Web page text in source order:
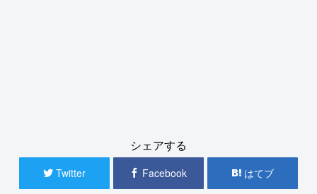
シェアする
Twitter Facebook はてブ